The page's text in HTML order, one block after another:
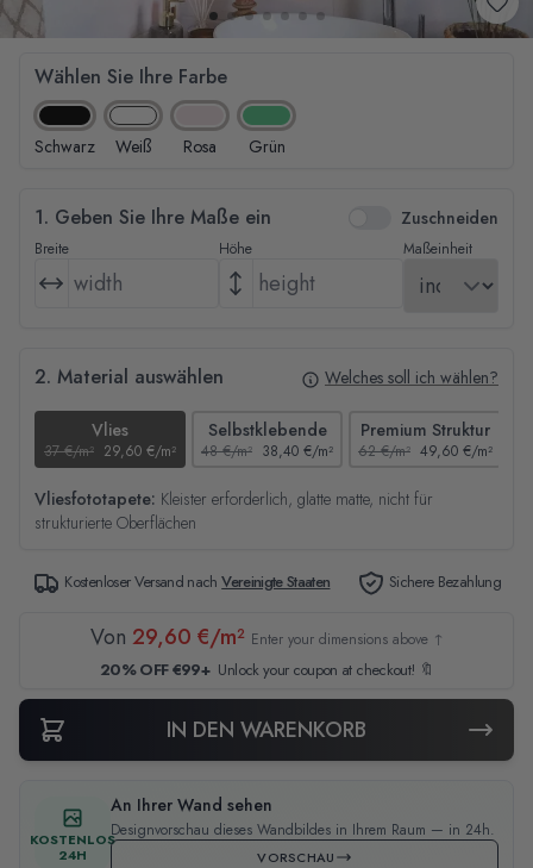
Wählen Sie Ihre Farbe
Schwarz Weiß Rosa Grün
1. Geben Sie Ihre Maße ein Zuschneiden
Breite Höhe Maßeinheit
2. Material auswählen Welches soll ich wählen?
Vlies
37 €/m² 29,60 €/m²
Selbstklebende
48 €/m² 38,40 €/m²
Premium Struktur
62 €/m² 49,60 €/m²
Vliesfototapete: Kleister erforderlich, glatte matte, nicht für
strukturierte Oberflächen
Kostenloser Versand nachVereinigte Staaten Sichere Bezahlung
Von 29,60 €/m² Enter your dimensions above ↑
20% OFF €99+ Unlock your coupon at checkout! 🔖
IN DEN WARENKORB
KOSTENLOS
24H
An Ihrer Wand sehen
Designvorschau dieses Wandbildes in Ihrem Raum — in 24h.
VORSCHAU